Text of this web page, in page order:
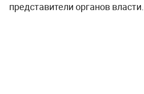
представители органов власти.